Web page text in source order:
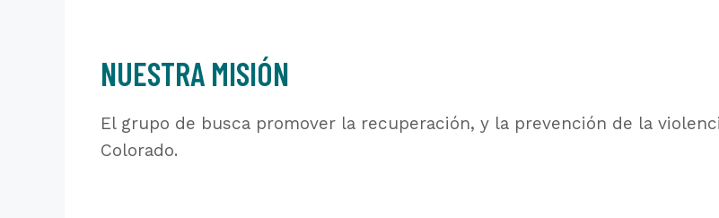
NUESTRA MISIÓN
El grupo de busca promover la recuperación, y la prevención de la
Colorado.